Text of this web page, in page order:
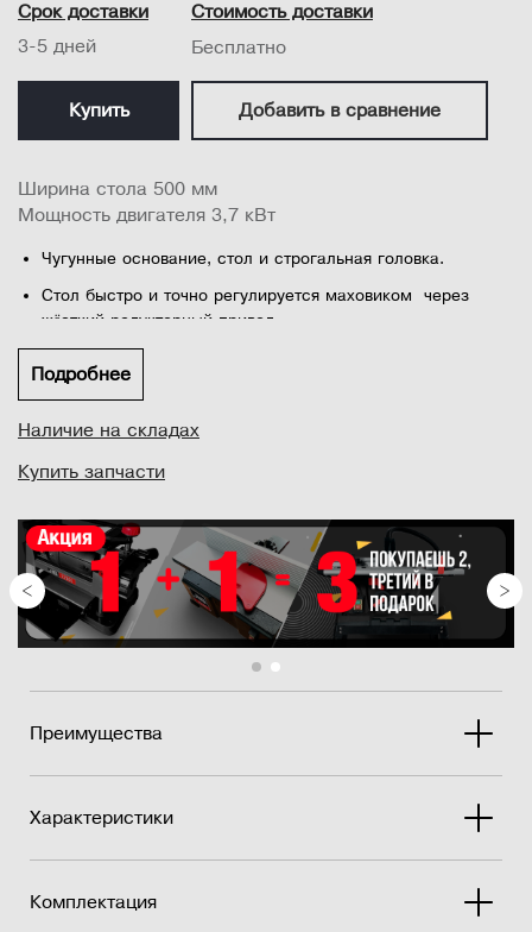
Срок доставки
3-5 дней
Стоимость доставки
Бесплатно
Купить Добавить в сравнение
Ширина стола 500 мм
Мощность двигателя 3,7 кВт
Чугунные основание, стол и строгальная головка.
Стол быстро и точно регулируется маховиком через
жёсткий редукторный привод
Зубчатый стальной подающий ролик и полиуретановый
перемещение заготовки.
Когтевая защита, предусмотренная на стороне подачи,
предотв...
Подробнее
Наличие на складах
Купить запчасти
Преимущества
Характеристики
Комплектация